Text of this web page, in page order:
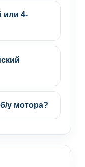
или 4-
у мотора?